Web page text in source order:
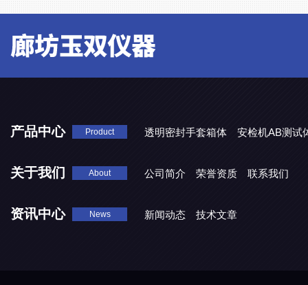
产品中心 Product 透明密封手套箱体 安检机AB测试
关于我们 About 公司简介 荣誉资质 联系我们
资讯中心 News 新闻动态 技术文章